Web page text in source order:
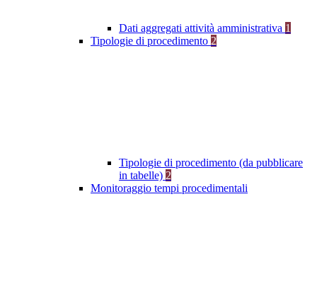
Dati aggregati attività amministrativa 1
Tipologie di procedimento 2
Tipologie di procedimento (da pubblicare
in tabelle) 2
Monitoraggio tempi procedimentali